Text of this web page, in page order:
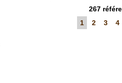
267
1
2 3 4